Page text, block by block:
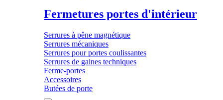
Fermetures portes d'intérieur
Serrures à pêne magnétique
Serrures mécaniques
Serrures pour portes coulissantes
Serrures de gaines techniques
Ferme-portes
Accessoires
Butées de porte